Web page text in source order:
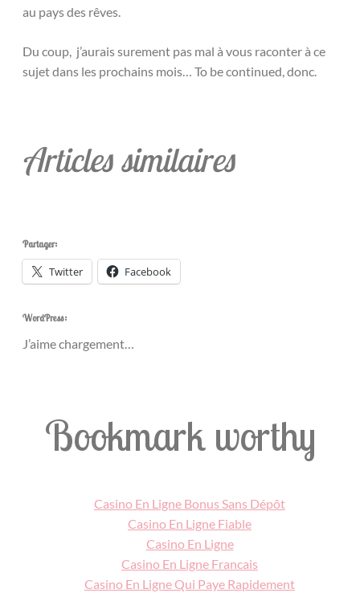
au pays des rêves.
Du coup, j’aurais surement pas mal à vous raconter à ce
sujet dans les prochains mois… To be continued, donc.
Articles similaires
Partager:
Twitter Facebook
WordPress:
J’aimechargement…
Bookmark worthy
Casino En Ligne Bonus Sans Dépôt
Casino En Ligne Fiable
Casino En Ligne
Casino En Ligne Francais
Casino En Ligne Qui Paye Rapidement